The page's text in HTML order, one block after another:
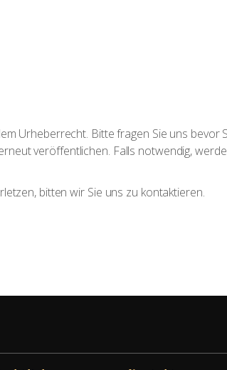
Urheberrecht. Bitte fragen Sie uns bevor
veröffentlichen. Falls notwendig,
bitten wir Sie uns zu kontaktieren.